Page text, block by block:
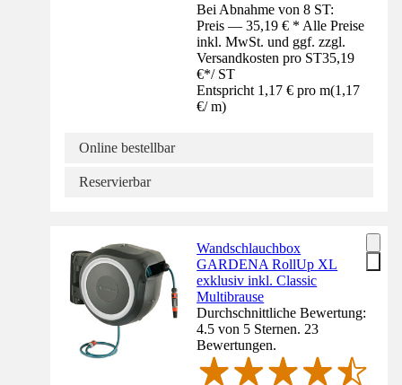
Bei Abnahme von 8 ST:
Preis — 35,19 € * Alle Preise
inkl. MwSt. und ggf. zzgl.
Versandkosten pro ST35,19
€*/ ST
Entspricht 1,17 € pro m(1,17
€/ m)
Online bestellbar
Reservierbar
Wandschlauchbox
GARDENA RollUp XL
exklusiv inkl. Classic
Multibrause
Durchschnittliche Bewertung:
4.5 von 5 Sternen. 23
Bewertungen.